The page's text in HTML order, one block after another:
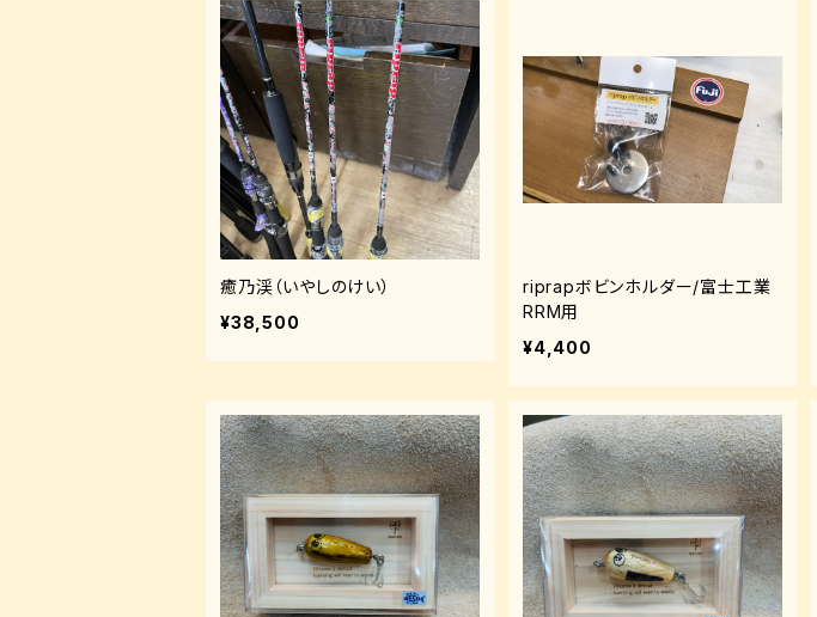
癒乃渓（いやしのけい）
¥38,500
riprapボビンホルダー/富士工業
RRM用
¥4,400